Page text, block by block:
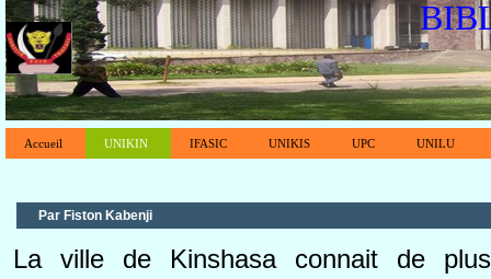
Accueil UNIKIN IFASIC UNIKIS UPC UNILU
Par Fiston Kabenji
La ville de Kinshasa connait de